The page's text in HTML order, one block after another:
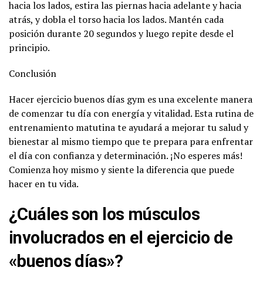
hacia los lados, estira las piernas hacia adelante y hacia
atrás, y dobla el torso hacia los lados. Mantén cada
posición durante 20 segundos y luego repite desde el
principio.
Conclusión
Hacer ejercicio buenos días gym es una excelente manera
de comenzar tu día con energía y vitalidad. Esta rutina de
entrenamiento matutina te ayudará a mejorar tu salud y
bienestar al mismo tiempo que te prepara para enfrentar
el día con confianza y determinación. ¡No esperes más!
Comienza hoy mismo y siente la diferencia que puede
hacer en tu vida.
¿Cuáles son los músculos
involucrados en el ejercicio de
«buenos días»?